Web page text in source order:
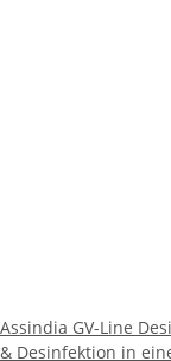
Assindia GV-Line
& Desinfektion in